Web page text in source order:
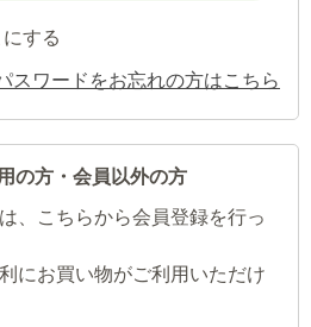
する
スワードをお忘れの方はこちら
の方・会員以外の方
、こちらから会員登録を行っ
にお買い物がご利用いただけ